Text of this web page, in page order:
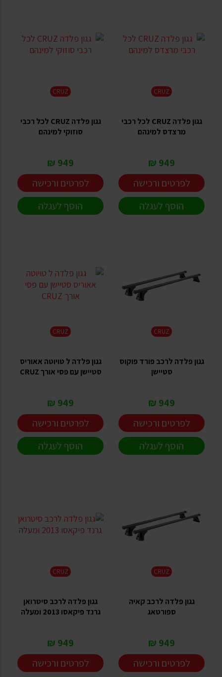
CRUZ
גגון פלדה CRUZ לכל רכבי
מרצדס למינהם
949 ₪
לפרטים ורכישה
הוסף לעגלה
CRUZ
גגון פלדה CRUZ לכל רכבי
סוזוקי למינהם
949 ₪
לפרטים ורכישה
הוסף לעגלה
CRUZ
גגון פלדה לרכב פורד פוקוס
סטיישן
949 ₪
לפרטים ורכישה
הוסף לעגלה
CRUZ
גגון פלדה ל טויוטה אאוריס
סטיישן עם פסי אורך CRUZ
949 ₪
לפרטים ורכישה
הוסף לעגלה
CRUZ
גגון פלדה לרכב קאיה
ספורטאג
949 ₪
לפרטים ורכישה
CRUZ
גגון פלדה לרכב סיטרואן
גרנד פיקאסו 2013 ומעלה
949 ₪
לפרטים ורכישה